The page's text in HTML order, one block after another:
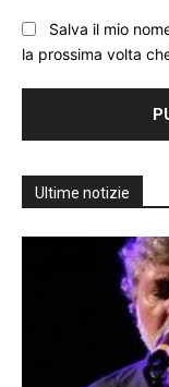
Salva il mio
la prossima volta
Ultime notizie